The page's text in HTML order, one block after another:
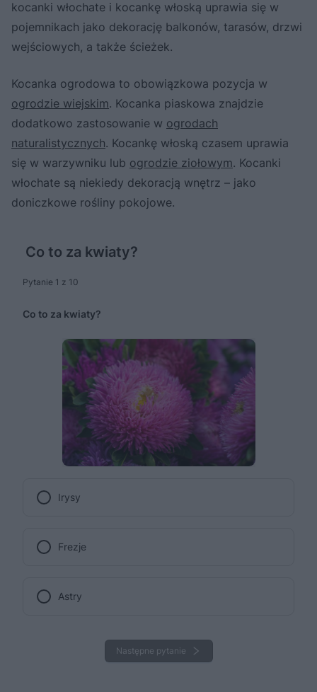
kocanki włochate i kocankę włoską uprawia się w
pojemnikach jako dekorację balkonów, tarasów, drzwi
wejściowych, a także ścieżek.
Kocanka ogrodowa to obowiązkowa pozycja w
ogrodzie wiejskim. Kocanka piaskowa znajdzie
dodatkowo zastosowanie w ogrodach
naturalistycznych. Kocankę włoską czasem uprawia
się w warzywniku lub ogrodzie ziołowym. Kocanki
włochate są niekiedy dekoracją wnętrz – jako
doniczkowe rośliny pokojowe.
Co to za kwiaty?
Pytanie 1 z 10
Co to za kwiaty?
Irysy
Frezje
Astry
Następne pytanie